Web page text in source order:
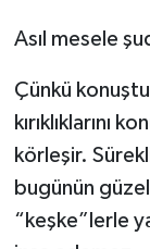
Asıl mesele
Çünkü
kırıklıklarını
körleşir.
bugünün
“keşke”lerle